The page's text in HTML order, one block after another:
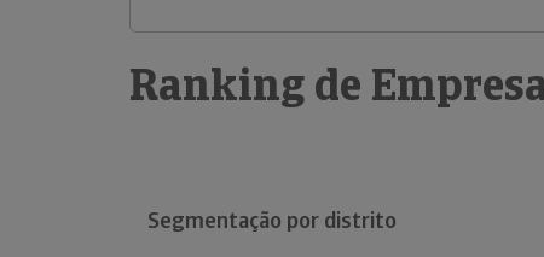
Ranking de
Segmentação por distrito